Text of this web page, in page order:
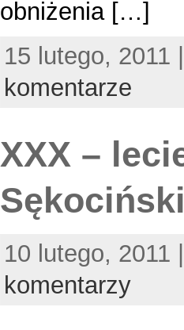
obniżenia […]
15 lutego, 2011
komentarze
XXX –
10 lutego, 2011
komentarzy